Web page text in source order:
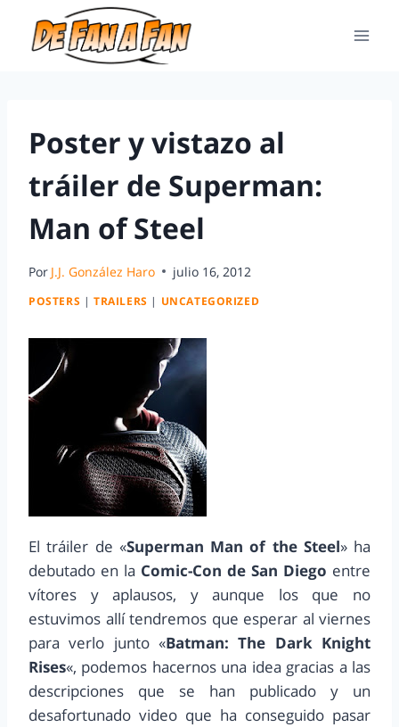
Poster y vistazo al
tráiler de Superman:
Man of Steel
Por J.J. González Haro julio 16, 2012
POSTERS | TRAILERS | UNCATEGORIZED
El tráiler de «Superman Man of the Steel» ha
debutado en la Comic-Con de San Diego entre
vítores y aplausos, y aunque los que no
estuvimos allí tendremos que esperar al viernes
para verlo junto «Batman: The Dark Knight
Rises«, podemos hacernos una idea gracias a las
descripciones que se han publicado y un
desafortunado video que ha conseguido pasar